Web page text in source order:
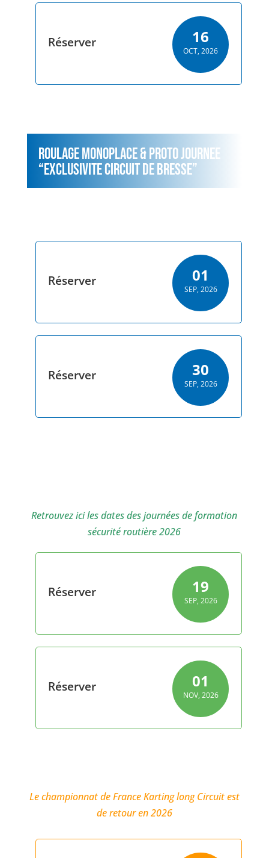
16
OCT, 2026
Réserver
ROULAGE MONOPLACE & PROTO JOURNEE
“EXCLUSIVITE CIRCUIT DE BRESSE”
01
SEP, 2026
Réserver
30
SEP, 2026
Réserver
Retrouvez ici les dates des journées de formation
sécurité routière 2026
19
SEP, 2026
Réserver
01
NOV, 2026
Réserver
Le championnat de France Karting long Circuit est
de retour en 2026